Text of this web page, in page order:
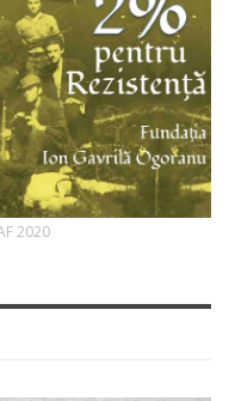
2020